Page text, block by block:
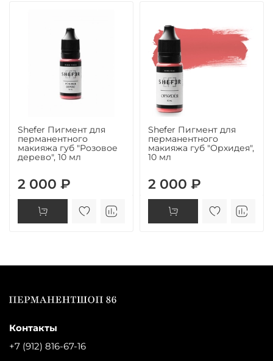
Shefer Пигмент для
перманентного
макияжа губ "Розовое
дерево", 10 мл
2 000 ₽
Shefer Пигмент для
перманентного
макияжа губ "Орхидея",
10 мл
2 000 ₽
Контакты
+7 (912) 816-67-16